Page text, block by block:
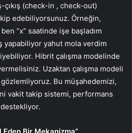
(check-in , check-out)
edebiliyorsunuz. Örneğin,
“x” saatinde işe başladım
yapabiliyor yahut mola verdim
Hibrit çalışma modelinde
Uzaktan çalışma modeli
gözlemliyoruz. Bu müşahedemizi,
vakit takip sistemi, performans